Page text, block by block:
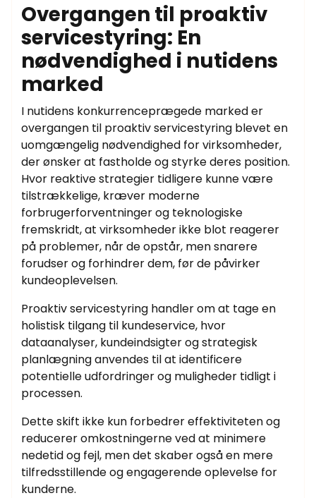
Overgangen til proaktiv
servicestyring: En
nødvendighed i nutidens
marked
I nutidens konkurrenceprægede marked er
overgangen til proaktiv servicestyring blevet en
uomgængelig nødvendighed for virksomheder,
der ønsker at fastholde og styrke deres position.
Hvor reaktive strategier tidligere kunne være
tilstrækkelige, kræver moderne
forbrugerforventninger og teknologiske
fremskridt, at virksomheder ikke blot reagerer
på problemer, når de opstår, men snarere
forudser og forhindrer dem, før de påvirker
kundeoplevelsen.
Proaktiv servicestyring handler om at tage en
holistisk tilgang til kundeservice, hvor
dataanalyser, kundeindsigter og strategisk
planlægning anvendes til at identificere
potentielle udfordringer og muligheder tidligt i
processen.
Dette skift ikke kun forbedrer effektiviteten og
reducerer omkostningerne ved at minimere
nedetid og fejl, men det skaber også en mere
tilfredsstillende og engagerende oplevelse for
kunderne.